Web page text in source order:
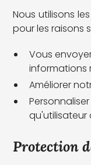
Nous utilisons
pour les raisons
Vous
informations
Améliorer
qu'utilisateur
Protection